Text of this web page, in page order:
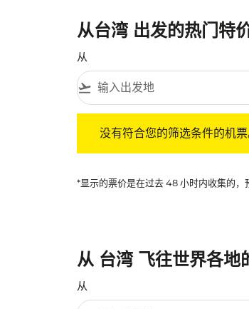
从台湾 出发的热门特
从
flight_takeoff
没有符合您的筛选条件的机票
*显示的票价是在过去 48 小时内收集的，
从 台湾 飞往世界各地
从